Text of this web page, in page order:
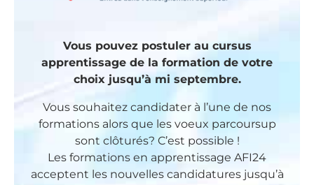
Vous pouvez postuler au cursus
apprentissage de la formation de votre
choix jusqu’à mi septembre.
Vous souhaitez candidater à l’une de nos
formations alors que les voeux parcoursup
sont clôturés? C’est possible !
Les formations en apprentissage AFI24
acceptent les nouvelles candidatures jusqu’à